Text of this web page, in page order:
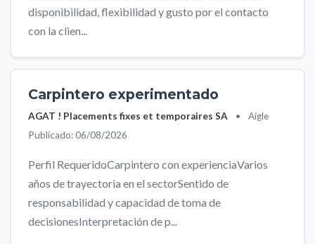
disponibilidad, flexibilidad y gusto por el contacto
con la clien...
Carpintero experimentado
AGAT ! Placements fixes et temporaires SA •
Aigle
Publicado: 06/08/2026
Perfil RequeridoCarpintero con experienciaVarios
años de trayectoria en el sectorSentido de
responsabilidad y capacidad de toma de
decisionesInterpretación de p...